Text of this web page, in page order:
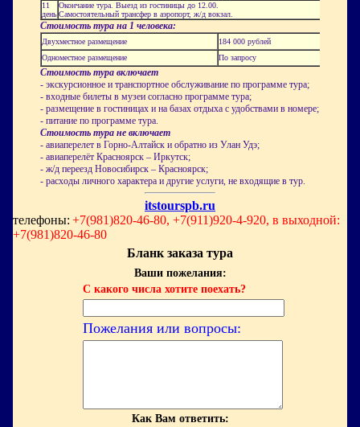
11
день
Окончание тура. Выезд из гостиницы до 12.00.
Самостоятельный трансфер в аэропорт, ж/д вокзал.
Стоимость тура на 1 человека:
Двухместное размещение
184 000 рублей
Одноместное размещение
По запросу
Стоимость тура включает
- экскурсионное и транспортное обслуживание по программе тура;
- входные билеты в музеи согласно программе тура;
- размещение в гостиницах и на базах отдыха с удобствами в номере;
- питание по программе тура.
Стоимость тура не включает
- авиаперелет в Горно-Алтайск и обратно из Улан Удэ;
- авиаперелёт Красноярск – Иркутск;
- ж/д переезд Новосибирск – Красноярск;
- расходы личного характера и другие услуги, не входящие в тур.
itstourspb.ru
телефоны: +7(981)820-46-80, +7(911)920-4-920, в выходной:
+7(981)820-46-80
Бланк заказа тура
Ваши пожелания:
С какого числа хотите поехать?
Пожелания или вопросы:
Как Вам ответить: